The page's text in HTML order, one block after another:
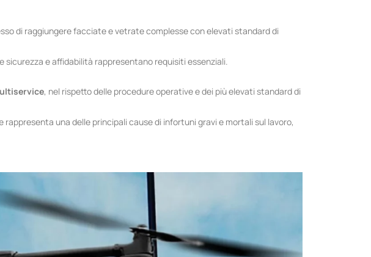
di raggiungere facciate e vetrate complesse con elevati standard di
e affidabilità rappresentano requisiti essenziali.
, nel rispetto delle procedure operative e dei più elevati standard di
una delle principali cause di infortuni gravi e mortali sul lavoro,